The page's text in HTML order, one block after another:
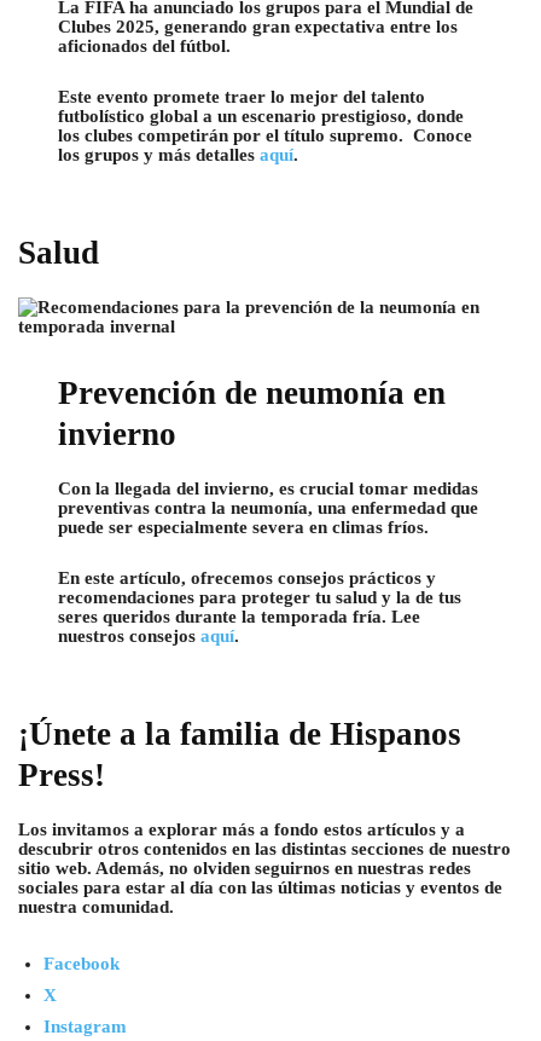
La FIFA ha anunciado los grupos para el Mundial de
Clubes 2025, generando gran expectativa entre los
aficionados del fútbol.
Este evento promete traer lo mejor del talento
futbolístico global a un escenario prestigioso, donde
los clubes competirán por el título supremo. Conoce
los grupos y más detallesaquí.
Salud
Prevención de neumonía en
invierno
Con la llegada del invierno, es crucial tomar medidas
preventivas contra la neumonía, una enfermedad que
puede ser especialmente severa en climas fríos.
En este artículo, ofrecemos consejos prácticos y
recomendaciones para proteger tu salud y la de tus
seres queridos durante la temporada fría. Lee
nuestros consejosaquí.
¡Únete a la familia de Hispanos
Press!
Los invitamos a explorar más a fondo estos artículos y a
descubrir otros contenidos en las distintas secciones de nuestro
sitio web. Además, no olviden seguirnos en nuestras redes
sociales para estar al día con las últimas noticias y eventos de
nuestra comunidad.
Facebook
X
Instagram